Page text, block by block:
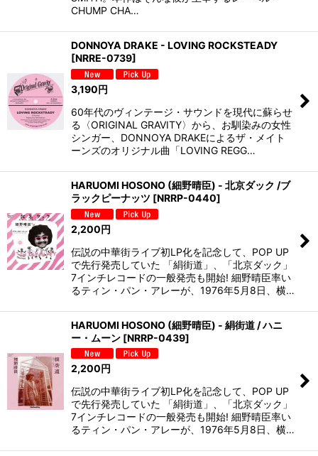
CHUMP CHA…
DONNOYA DRAKE - LOVING ROCKSTEADY
[NRRE-0739]
3,190円
60年代のヴィンテージ・サウンドを現代に蘇らせ
る〈ORIGINAL GRAVITY〉から、お馴染みの女性
シンガー、DONNOYA DRAKEによるザ・メイト
ーンズのオリジナル曲「LOVING REGG…
HARUOMI HOSONO (細野晴臣) - 北京ダック /ブ
ラックピーナッツ [NRRP-0440]
2,200円
伝説の中華街ライブ初LP化を記念して、POP UP
で先行発売していた 「絹街道」、「北京ダック」
7インチレコードの一般発売も開始! 細野晴臣率い
るティン・パン・アレーが、1976年5月8日、横…
HARUOMI HOSONO (細野晴臣) - 絹街道 / ハニ
ー・ムーン [NRRP-0439]
2,200 円
伝説の中華街ライブ初LP化を記念して、POP UP
で先行発売していた 「絹街道」、「北京ダック」
7インチレコードの一般発売も開始! 細野晴臣率い
るティン・パン・アレーが、1976年5月8日、横…